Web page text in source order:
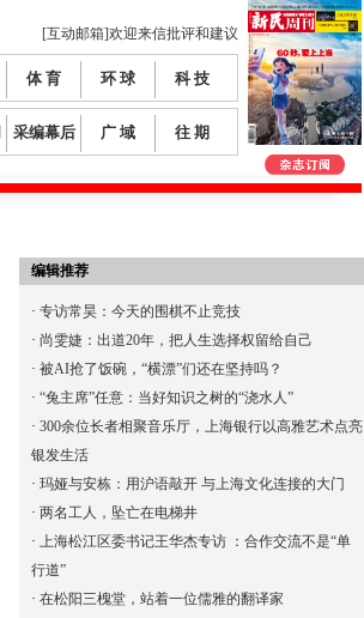
[互动邮箱]欢迎来信批评和建议
体 育 环 球 科 技
采编幕后 广 域 往 期
编辑推荐
· 专访常昊：今天的围棋不止竞技
· 尚雯婕：出道20年，把人生选择权留给自己
· 被AI抢了饭碗，“横漂”们还在坚持吗？
· “兔主席”任意：当好知识之树的“浇水人”
· 300余位长者相聚音乐厅，上海银行以高雅艺术点亮
银发生活
· 玛娅与安栋：用沪语敲开 与上海文化连接的大门
· 两名工人，坠亡在电梯井
· 上海松江区委书记王华杰专访 ：合作交流不是“单
行道”
· 在松阳三槐堂，站着一位儒雅的翻译家